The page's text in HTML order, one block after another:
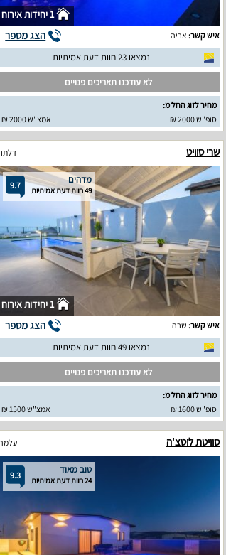
1 יחידות אירוח
איש קשר: אריה הצג מספר
נמצאו 23 חוות דעת אמיתיות
לא עודכנו תאריכים פנויים
מחיר לזוג החל מ:
סופ"ש 2000 ₪
אמצ"ש 2000 ₪
שרי סוויט
9.7 מדהים
49 חוות דעת אמיתיות
1 יחידות אירוח
איש קשר: שרה הצג מספר
נמצאו 49 חוות דעת אמיתיות
לא עודכנו תאריכים פנויים
מחיר לזוג החל מ:
סופ"ש 1600 ₪
אמצ"ש 1500 ₪
סוויטת לוטצ'ה
9.3 טוב מאוד
24 חוות דעת אמיתיות